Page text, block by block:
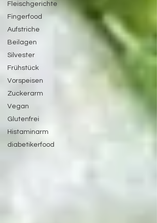
Fleischgerichte
Fingerfood
Aufstriche
Beilagen
Silvester
Frühstück
Vorspeisen
Zuckerarm
Vegan
Glutenfrei
Histaminarm
diabetikerfood